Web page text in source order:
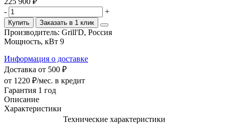
-
+
Купить Заказать в 1 клик
Производитель: Grill'D, Россия
Мощность, кВт 9
Информация о доставке
Доставка от 500 ₽
от 1220 ₽/мес. в кредит
Гарантия 1 год
Описание
Характеристики
Технические характеристики